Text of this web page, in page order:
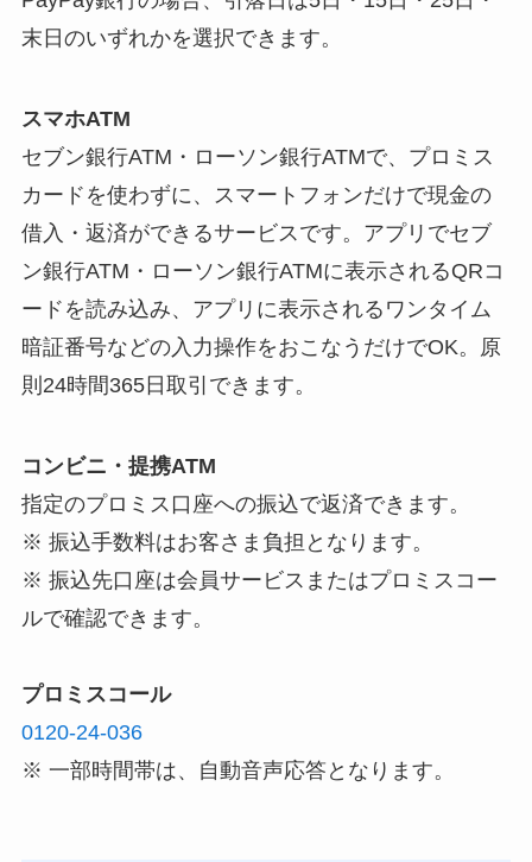
末日のいずれかを選択できます。
スマホATM
セブン銀行ATM・ローソン銀行ATMで、プロミス
カードを使わずに、スマートフォンだけで現金の
借入・返済ができるサービスです。アプリでセブ
ン銀行ATM・ローソン銀行ATMに表示されるQRコ
ードを読み込み、アプリに表示されるワンタイム
暗証番号などの入力操作をおこなうだけでOK。原
則24時間365日取引できます。
コンビニ・提携ATM
指定のプロミス口座への振込で返済できます。
※ 振込手数料はお客さま負担となります。
※ 振込先口座は会員サービスまたはプロミスコー
ルで確認できます。
プロミスコール
0120-24-036
※ 一部時間帯は、自動音声応答となります。